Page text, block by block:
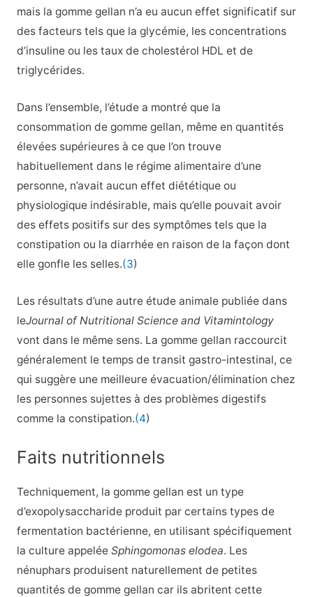
mais la gomme gellan n’a eu aucun effet significatif sur
des facteurs tels que la glycémie, les concentrations
d’insuline ou les taux de cholestérol HDL et de
triglycérides.
Dans l’ensemble, l’étude a montré que la
consommation de gomme gellan, même en quantités
élevées supérieures à ce que l’on trouve
habituellement dans le régime alimentaire d’une
personne, n’avait aucun effet diététique ou
physiologique indésirable, mais qu’elle pouvait avoir
des effets positifs sur des symptômes tels que la
constipation ou la diarrhée en raison de la façon dont
elle gonfle les selles.(3)
Les résultats d’une autre étude animale publiée dans
leJournal of Nutritional Science and Vitamintology
vont dans le même sens. La gomme gellan raccourcit
généralement le temps de transit gastro-intestinal, ce
qui suggère une meilleure évacuation/élimination chez
les personnes sujettes à des problèmes digestifs
comme la constipation.(4)
Faits nutritionnels
Techniquement, la gomme gellan est un type
d’exopolysaccharide produit par certains types de
fermentation bactérienne, en utilisant spécifiquement
la culture appelée Sphingomonas elodea. Les
nénuphars produisent naturellement de petites
quantités de gomme gellan car ils abritent cette